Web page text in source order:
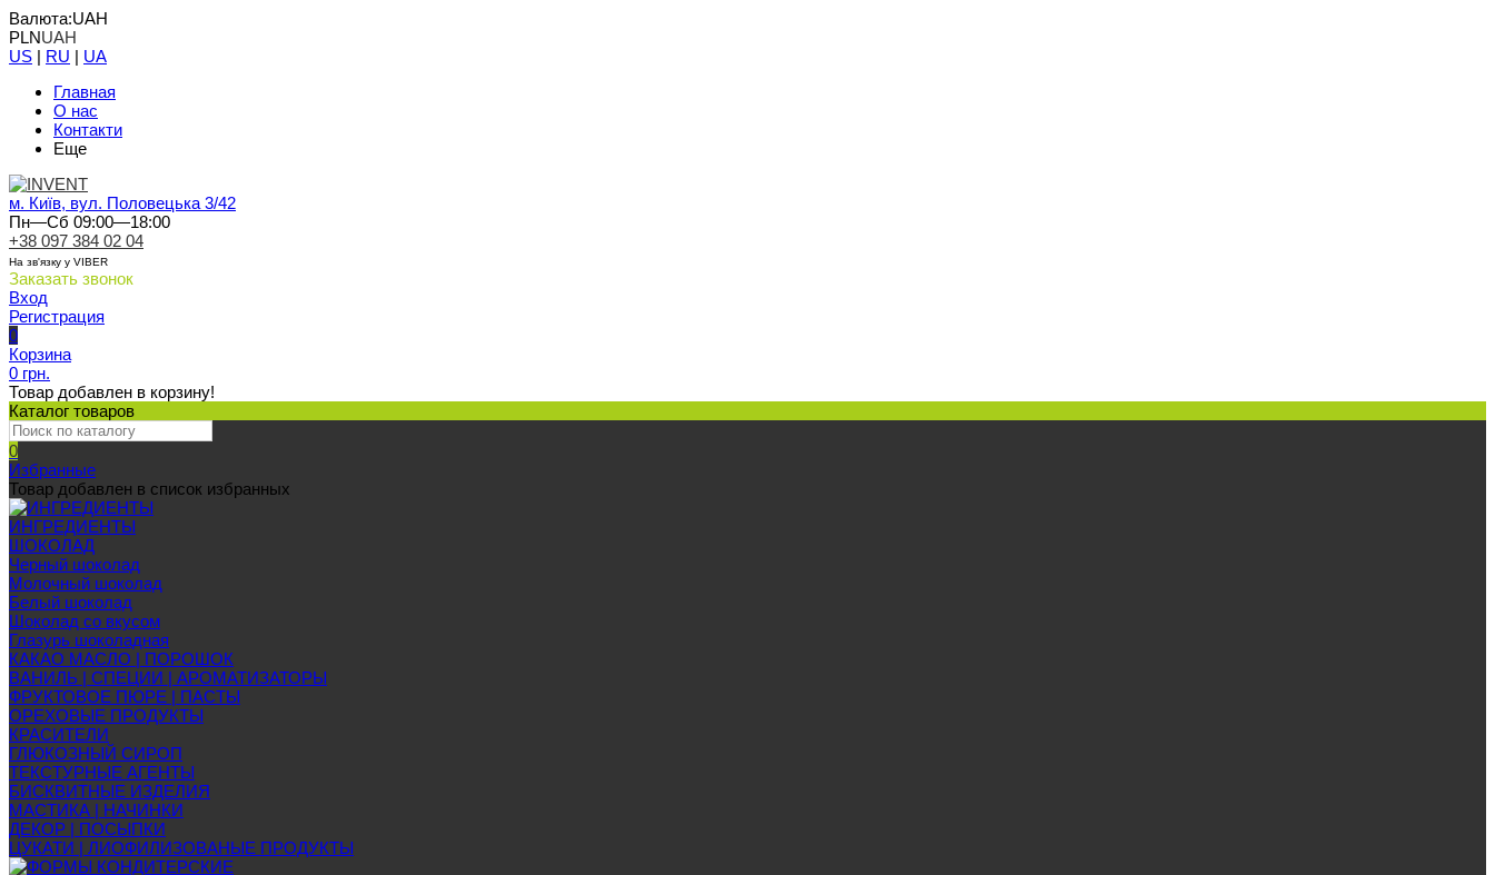
Валюта:UAH
PLNUAH
US | RU | UA
Главная
О нас
Контакти
Еще
м. Київ, вул. Половецька 3/42
Пн—Сб 09:00—18:00
+38 097 384 02 04
На зв'язку у VIBER
Заказать звонок
Вход
Регистрация
0
Корзина
0 грн.
Товар добавлен в корзину!
Каталог товаров
0
Избранные
Товар добавлен в список избранных
ИНГРЕДИЕНТЫ
ШОКОЛАД
Черный шоколад
Молочный шоколад
Белый шоколад
Шоколад со вкусом
Глазурь шоколадная
КАКАО МАСЛО | ПОРОШОК
ВАНИЛЬ | СПЕЦИИ | АРОМАТИЗАТОРЫ
ФРУКТОВОЕ ПЮРЕ | ПАСТЫ
ОРЕХОВЫЕ ПРОДУКТЫ
КРАСИТЕЛИ
ГЛЮКОЗНЫЙ СИРОП
ТЕКСТУРНЫЕ АГЕНТЫ
БИСКВИТНЫЕ ИЗДЕЛИЯ
МАСТИКА | НАЧИНКИ
ДЕКОР | ПОСЫПКИ
ЦУКАТИ | ЛИОФИЛИЗОВАНЫЕ ПРОДУКТЫ